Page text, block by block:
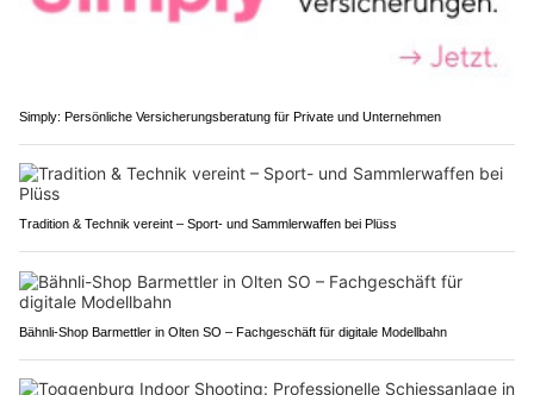
Simply: Persönliche Versicherungsberatung für Private und Unternehmen
Tradition & Technik vereint – Sport- und Sammlerwaffen bei Plüss
Bähnli-Shop Barmettler in Olten SO – Fachgeschäft für digitale Modellbahn